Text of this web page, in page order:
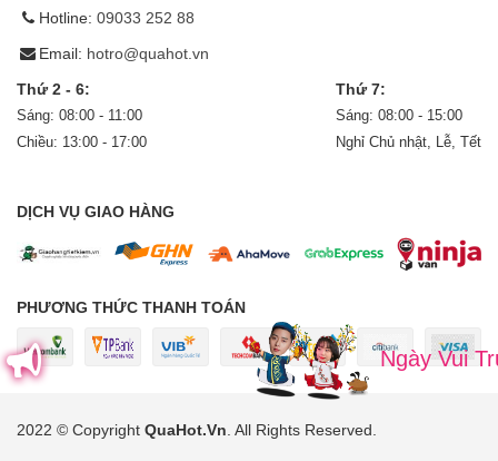
Hotline: 09033 252 88
Email: hotro@quahot.vn
Thứ 2 - 6:
Sáng: 08:00 - 11:00
Chiều: 13:00 - 17:00
Thứ 7:
Sáng: 08:00 - 15:00
Nghỉ Chủ nhật, Lễ, Tết
DỊCH VỤ GIAO HÀNG
PHƯƠNG THỨC THANH TOÁN
2022 © Copyright QuaHot.Vn . All Rights Reserved
Ngày Vui Trung Thu